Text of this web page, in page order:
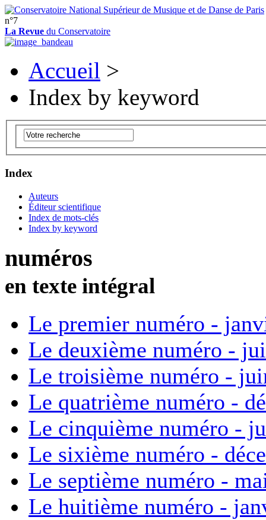
n°7
La Revue du Conservatoire
Accueil >
Index by keyword
Index
Auteurs
Éditeur scientifique
Index de mots-clés
Index by keyword
numéros
en texte intégral
Le premier numéro -
Le deuxième numéro -
Le troisième numéro -
Le quatrième numéro -
Le cinquième numéro -
Le sixième numéro -
Le septième numéro -
Le huitième numéro -